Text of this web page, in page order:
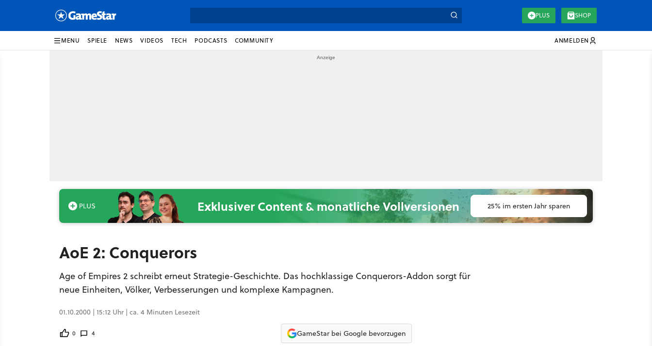
PLUS SHOP
MENU SPIELE NEWS VIDEOS TECH PODCASTS COMMUNITY ANMELDEN
Exklusiver Content & monatliche Vollversionen 25% im ersten Jahr sparen
AoE 2: Conquerors
Age of Empires 2 schreibt erneut Strategie-Geschichte. Das hochklassige Conquerors-Addon sorgt für
neue Einheiten, Völker, Verbesserungen und komplexe Kampagnen.
01.10.2000 | 15:12 Uhr | ca. 4 Minuten Lesezeit
0 4 GameStar bei Google bevorzugen